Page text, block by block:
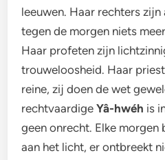
leeuwen. Haar rechters
tegen de morgen niets
Haar profeten zijn
trouweloosheid. Haar
reine, zij doen de wet
rechtvaardigeYâ-hwéh is
geen onrecht. Elke
aan het licht, er ontbreekt